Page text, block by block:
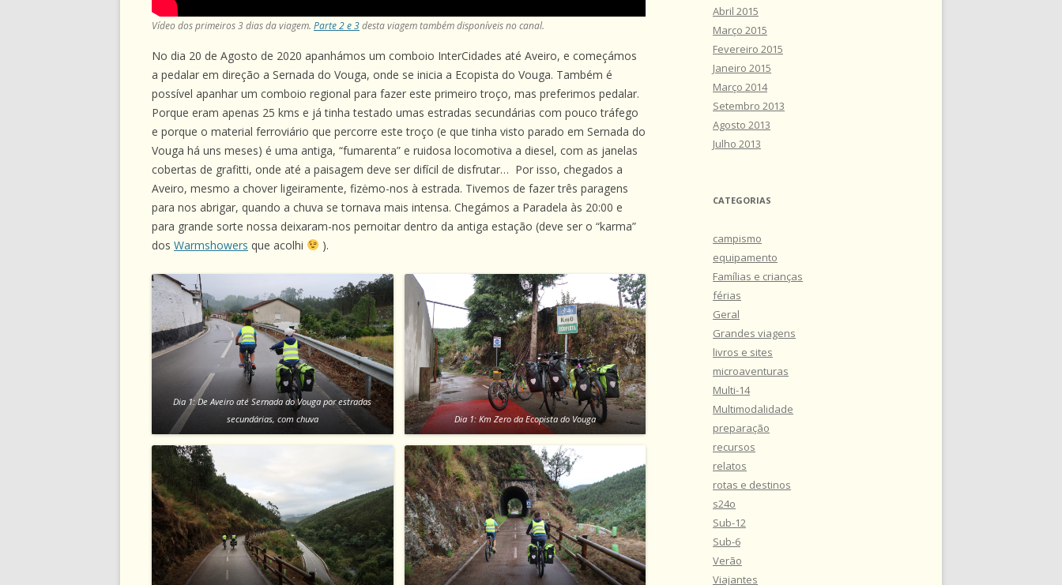
Vídeo dos primeiros 3 dias da viagem. Parte 2 e 3desta viagem também disponíveis no canal.
No dia 20 de Agosto de 2020 apanhámos um comboio InterCidades até Aveiro, e começámos
a pedalar em direção a Sernada do Vouga, onde se inicia a Ecopista do Vouga. Também é
possível apanhar um comboio regional para fazer este primeiro troço, mas preferimos pedalar.
Porque eram apenas 25 kms e já tinha testado umas estradas secundárias com pouco tráfego
e porque o material ferroviário que percorre este troço (e que tinha visto parado em Sernada do
Vouga há uns meses) é uma antiga, “fumarenta” e ruidosa locomotiva a diesel, com as janelas
cobertas de grafitti, onde até a paisagem deve ser difícil de disfrutar… Por isso, chegados a
Aveiro, mesmo a chover ligeiramente, fizėmo-nos à estrada. Tivemos de fazer três paragens
para nos abrigar, quando a chuva se tornava mais intensa. Chegámos a Paradela às 20:00 e
para grande sorte nossa deixaram-nos pernoitar dentro da antiga estação (deve ser o “karma”
dos Warmshowers que acolhi ).
Dia 1: De Aveiro até Sernada do Vouga por estradas
secundárias, com chuva
Dia 1: Km Zero da Ecopista do Vouga
Abril 2015
Março 2015
Fevereiro 2015
Janeiro 2015
Março 2014
Setembro 2013
Agosto 2013
Julho 2013
CATEGORIAS
campismo
equipamento
Famílias e crianças
férias
Geral
Grandes viagens
livros e sites
microaventuras
Multi-14
Multimodalidade
preparação
recursos
relatos
rotas e destinos
s24o
Sub-12
Sub-6
Verão
Viajantes